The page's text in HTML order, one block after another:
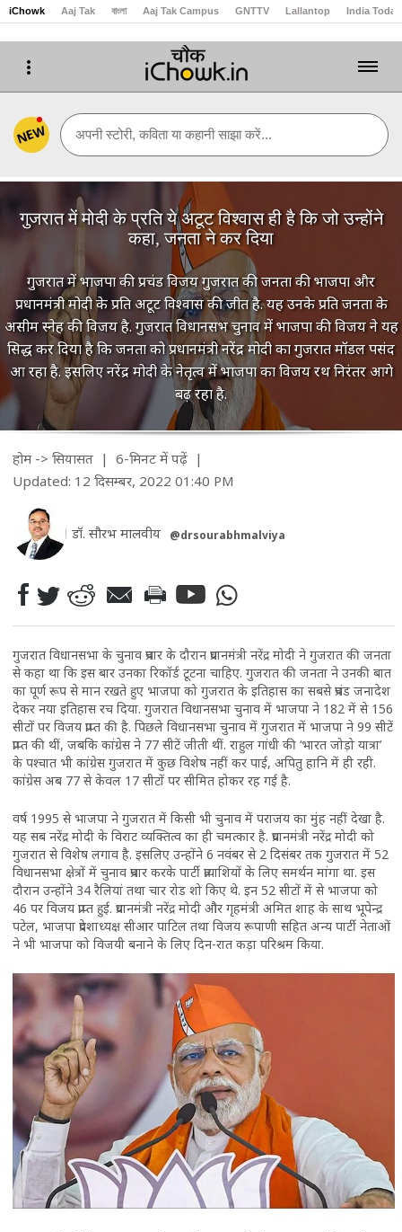
iChowk Aaj Tak বাংলা Aaj Tak Campus GNTTV Lallantop India Today
NEW अपनी स्टोरी, कविता या कहानी साझा करें...
गुजरात में मोदी के प्रति ये अटूट विश्वास ही है कि जो उन्‍होंने
कहा, जनता ने कर दिया
गुजरात में भाजपा की प्रचंड विजय गुजरात की जनता की भाजपा और
प्रधानमंत्री मोदी के प्रति अटूट विश्वास की जीत है. यह उनके प्रति जनता के
असीम स्नेह की विजय है. गुजरात विधानसभ चुनाव में भाजपा की विजय ने यह
सिद्ध कर दिया है कि जनता को प्रधानमंत्री नरेंद्र मोदी का गुजरात मॉडल पसंद
आ रहा है. इसलिए नरेंद्र मोदी के नेतृत्व में भाजपा का विजय रथ निरंतर आगे
बढ़ रहा है.
होम-> सियासत | 6-मिनट में पढ़ें |
Updated: 12 दिसम्बर, 2022 01:40 PM
डॉ. सौरभ मालवीय @drsourabhmalviya
गुजरात विधानसभा के चुनाव प्रचार के दौरान प्रधानमंत्री नरेंद्र मोदी ने गुजरात की जनता
से कहा था कि इस बार उनका रिकॉर्ड टूटना चाहिए. गुजरात की जनता ने उनकी बात
का पूर्ण रूप से मान रखते हुए भाजपा को गुजरात के इतिहास का सबसे प्रचंड जनादेश
देकर नया इतिहास रच दिया. गुजरात विधानसभा चुनाव में भाजपा ने 182 में से 156
सीटों पर विजय प्राप्त की है. पिछले विधानसभा चुनाव में गुजरात में भाजपा ने 99 सीटें
प्राप्त की थीं, जबकि कांग्रेस ने 77 सीटें जीती थीं. राहुल गांधी की ‘भारत जोड़ो यात्रा’
के पश्चात भी कांग्रेस गुजरात में कुछ विशेष नहीं कर पाई, अपितु हानि में ही रही.
कांग्रेस अब 77 से केवल 17 सीटों पर सीमित होकर रह गई है.
वर्ष 1995 से भाजपा ने गुजरात में किसी भी चुनाव में पराजय का मुंह नहीं देखा है.
यह सब नरेंद्र मोदी के विराट व्यक्तित्व का ही चमत्कार है. प्रधानमंत्री नरेंद्र मोदी को
गुजरात से विशेष लगाव है. इसलिए उन्होंने 6 नवंबर से 2 दिसंबर तक गुजरात में 52
विधानसभा क्षेत्रों में चुनाव प्रचार करके पार्टी प्रत्याशियों के लिए समर्थन मांगा था. इस
दौरान उन्होंने 34 रैलियां तथा चार रोड शो किए थे. इन 52 सीटों में से भाजपा को
46 पर विजय प्राप्त हुई. प्रधानमंत्री नरेंद्र मोदी और गृहमंत्री अमित शाह के साथ भूपेन्द्र
पटेल, भाजपा प्रदेशाध्यक्ष सीआर पाटिल तथा विजय रूपाणी सहित अन्य पार्टी नेताओं
ने भी भाजपा को विजयी बनाने के लिए दिन-रात कड़ा परिश्रम किया.